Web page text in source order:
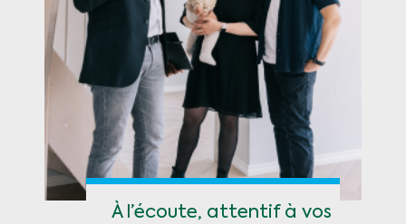
À l’écoute, attentif à vos